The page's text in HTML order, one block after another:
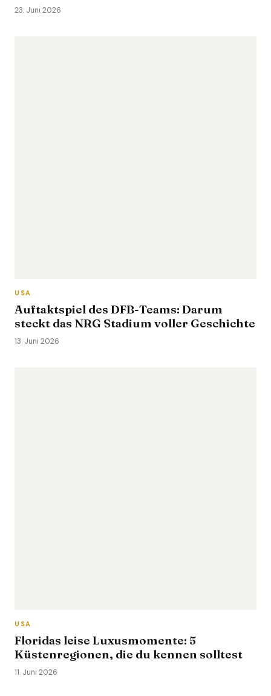
23. Juni 2026
USA
Auftaktspiel des DFB-Teams: Darum
steckt das NRG Stadium voller Geschichte
13. Juni 2026
USA
Floridas leise Luxusmomente: 5
Küstenregionen, die du kennen solltest
11. Juni 2026